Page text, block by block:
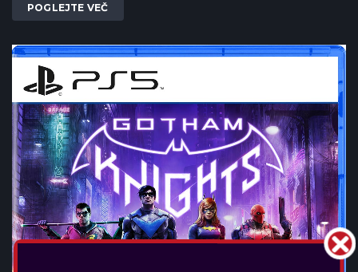
POGLEJTE VEČ